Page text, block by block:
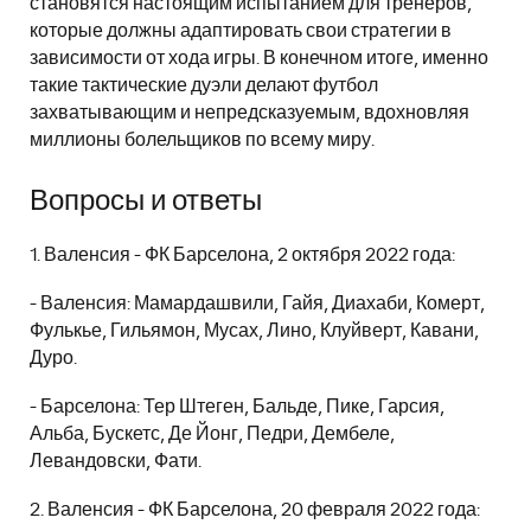
которые должны адаптировать свои стратегии в
зависимости от хода игры. В конечном итоге, именно
такие тактические дуэли делают футбол
захватывающим и непредсказуемым, вдохновляя
миллионы болельщиков по всему миру.
Вопросы и ответы
1. Валенсия - ФК Барселона, 2 октября 2022 года:
- Валенсия: Мамардашвили, Гайя, Диахаби, Комерт,
Фулькье, Гильямон, Мусах, Лино, Клуйверт, Кавани,
Дуро.
- Барселона: Тер Штеген, Бальде, Пике, Гарсия,
Альба, Бускетс, Де Йонг, Педри, Дембеле,
Левандовски, Фати.
2. Валенсия - ФК Барселона, 20 февраля 2022 года: